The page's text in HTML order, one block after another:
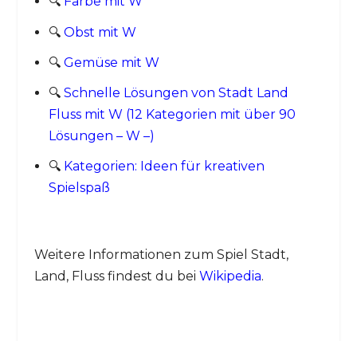
🔍 Obst mit W
🔍 Gemüse mit W
🔍 Schnelle Lösungen von Stadt Land
Fluss mit W (12 Kategorien mit über 90
Lösungen – W –)
🔍 Kategorien: Ideen für kreativen
Spielspaß
Weitere Informationen zum Spiel Stadt,
Land, Fluss findest du bei Wikipedia.